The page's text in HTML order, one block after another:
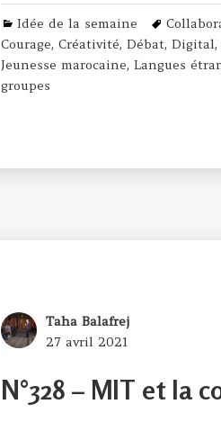
Categories
Idée de la semaine Tags
Courage,Créativité,Débat,Digital
Jeunesse marocaine,Langues
groupes
Author
Taha Balafrej
Posted
27 avril 2021
N°328 – MIT et la